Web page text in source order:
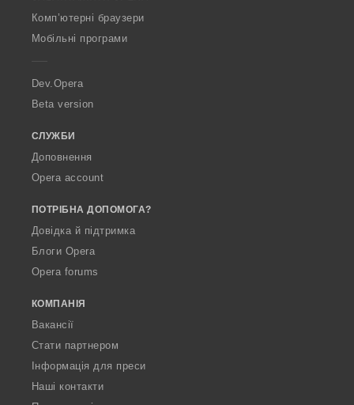
O
p
a
Комп’ютерні браузери
Мобільні програми
Dev.Opera
Beta version
СЛУЖБИ
Доповнення
Opera account
ПОТРІБНА ДОПОМОГА?
Довідка й підтримка
Блоги Opera
Opera forums
КОМПАНІЯ
Вакансії
Стати партнером
Інформація для преси
Наші контакти